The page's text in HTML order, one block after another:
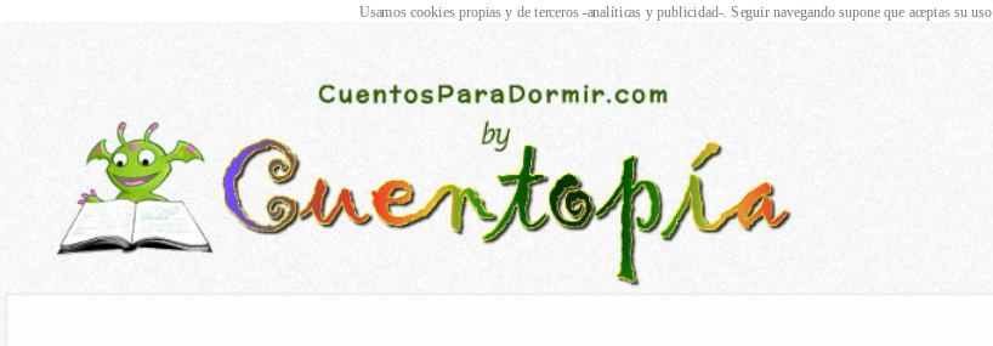
Usamos cookies propias y de terceros -analíticas y publicidad-. Seguir navegando supone que aceptas su uso